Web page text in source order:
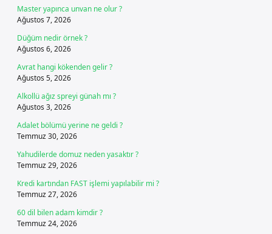
Master yapınca unvan ne olur ?
Ağustos 7, 2026
Düğüm nedir örnek ?
Ağustos 6, 2026
Avrat hangi kökenden gelir ?
Ağustos 5, 2026
Alkollü ağız spreyi günah mı ?
Ağustos 3, 2026
Adalet bölümü yerine ne geldi ?
Temmuz 30, 2026
Yahudilerde domuz neden yasaktır ?
Temmuz 29, 2026
Kredi kartından FAST işlemi yapılabilir mi ?
Temmuz 27, 2026
60 dil bilen adam kimdir ?
Temmuz 24, 2026